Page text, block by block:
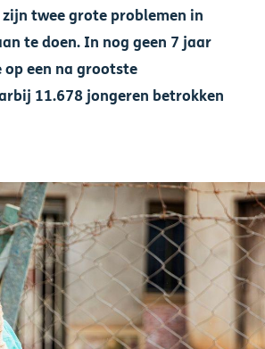
twee grote problemen in
te doen. In nog geen 7 jaar
een na grootste
11.678 jongeren betrokken